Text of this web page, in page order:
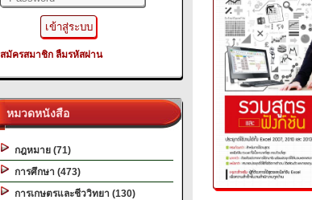
สมัครสมาชิก ลืมรหัสผ่าน
หมวดหนังสือ
กฎหมาย (71)
การศึกษา (473)
การเกษตรและชีววิทยา (130)